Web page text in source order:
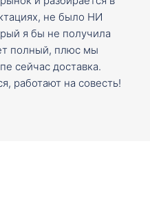
не было НИ
я бы не получила
полный, плюс мы
сейчас доставка.
работают на совесть!